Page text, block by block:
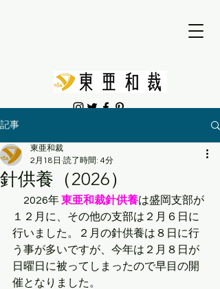
記事
針供養（2026）
東亜和裁
2月18日 読了時間: 4分
2026年 東亜和裁針供養は盛岡支部が
１２月に、その他の支部は２月６日に
行いました。２月の針供養は８日に行
う事が多いですが、今年は２月８日が
日曜日に被ってしまったので早目の開
催となりました。